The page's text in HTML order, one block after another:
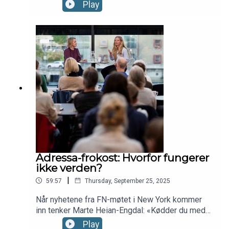
Haneseth Nestvold å være helt åpne. Om
kreftlege Oluf Dimitri Røe, Kreftforeningens Tom
Anders Stenbro og fastlege Trygve Sølberg
Ellingsen. Samtaleleder er Adresseavisens Sæba
Bajoghli. Foto: Martin Strøm/Adresseavisen
Play
Adressa-frokost: Hvorfor fungerer
ikke verden?
59:57 | Thursday, September 25, 2025
Når nyhetene fra FN-møtet i New York kommer
inn tenker Marte Heian-Engdal: «Kødder du med
meg?!»Hør opptak av Adresseavisens
Play